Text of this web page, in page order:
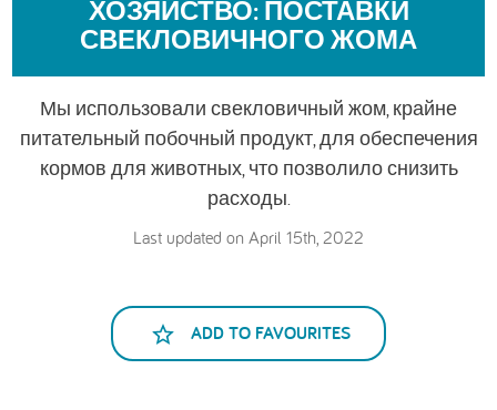
العربية
ХОЗЯЙСТВО: ПОСТАВКИ
СВЕКЛОВИЧНОГО ЖОМА
Мы использовали свекловичный жом, крайне
питательный побочный продукт, для обеспечения
кормов для животных, что позволило снизить
расходы.
Last updated on April 15th, 2022
ADD TO FAVOURITES